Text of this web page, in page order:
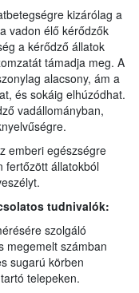
kizárólag a
vadon élő kérődzők
a kérődző állatok
támadja meg. A
alacsony, ám a
és sokáig elhúzódhat.
vadállományban,
emberi egészségre
fertőzött állatokból
tudnivalók:
szolgáló
megemelt számban
sugarú körben
telepeken.